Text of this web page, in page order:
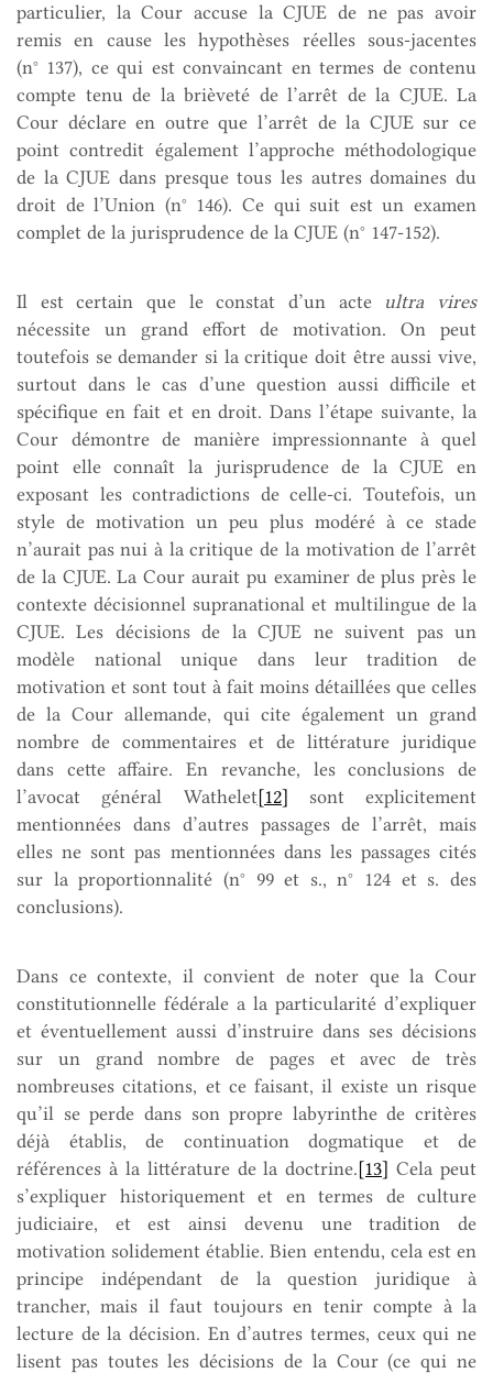
particulier, la Cour accuse la CJUE de ne pas avoir
remis en cause les hypothèses réelles sous-jacentes
(n° 137), ce qui est convaincant en termes de contenu
compte tenu de la brièveté de l’arrêt de la CJUE. La
Cour déclare en outre que l’arrêt de la CJUE sur ce
point contredit également l’approche méthodologique
de la CJUE dans presque tous les autres domaines du
droit de l’Union (n° 146). Ce qui suit est un examen
complet de la jurisprudence de la CJUE (n° 147-152).
Il est certain que le constat d’un acte ultra vires
nécessite un grand effort de motivation. On peut
toutefois se demander si la critique doit être aussi vive,
surtout dans le cas d’une question aussi difficile et
spécifique en fait et en droit. Dans l’étape suivante, la
Cour démontre de manière impressionnante à quel
point elle connaît la jurisprudence de la CJUE en
exposant les contradictions de celle-ci. Toutefois, un
style de motivation un peu plus modéré à ce stade
n’aurait pas nui à la critique de la motivation de l’arrêt
de la CJUE. La Cour aurait pu examiner de plus près le
contexte décisionnel supranational et multilingue de la
CJUE. Les décisions de la CJUE ne suivent pas un
modèle national unique dans leur tradition de
motivation et sont tout à fait moins détaillées que celles
de la Cour allemande, qui cite également un grand
nombre de commentaires et de littérature juridique
dans cette affaire. En revanche, les conclusions de
l’avocat général Wathelet[12] sont explicitement
mentionnées dans d’autres passages de l’arrêt, mais
elles ne sont pas mentionnées dans les passages cités
sur la proportionnalité (n° 99 et s., n° 124 et s. des
conclusions).
Dans ce contexte, il convient de noter que la Cour
constitutionnelle fédérale a la particularité d’expliquer
et éventuellement aussi d’instruire dans ses décisions
sur un grand nombre de pages et avec de très
nombreuses citations, et ce faisant, il existe un risque
qu’il se perde dans son propre labyrinthe de critères
déjà établis, de continuation dogmatique et de
références à la littérature de la doctrine.[13] Cela peut
s’expliquer historiquement et en termes de culture
judiciaire, et est ainsi devenu une tradition de
motivation solidement établie. Bien entendu, cela est en
principe indépendant de la question juridique à
trancher, mais il faut toujours en tenir compte à la
lecture de la décision. En d’autres termes, ceux qui ne
lisent pas toutes les décisions de la Cour (ce qui ne